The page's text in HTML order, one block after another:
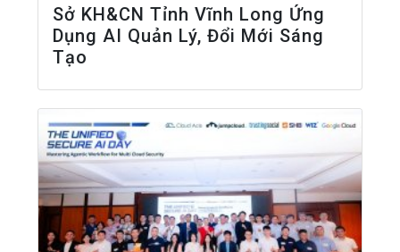
Sở KH&CN Tỉnh Vĩnh Long Ứng
Dụng AI Quản Lý, Đổi Mới Sáng
Tạo